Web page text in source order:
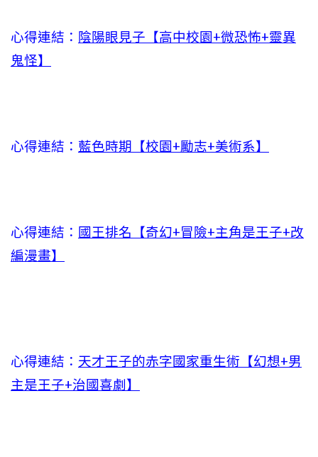
心得連結： 陰陽眼見子【高中校園+微恐怖+靈異
鬼怪】
心得連結： 藍色時期【校園+勵志+美術系】
心得連結： 國王排名【奇幻+冒險+主角是王子+改
編漫畫】
心得連結： 天才王子的赤字國家重生術【幻想+男
主是王子+治國喜劇】